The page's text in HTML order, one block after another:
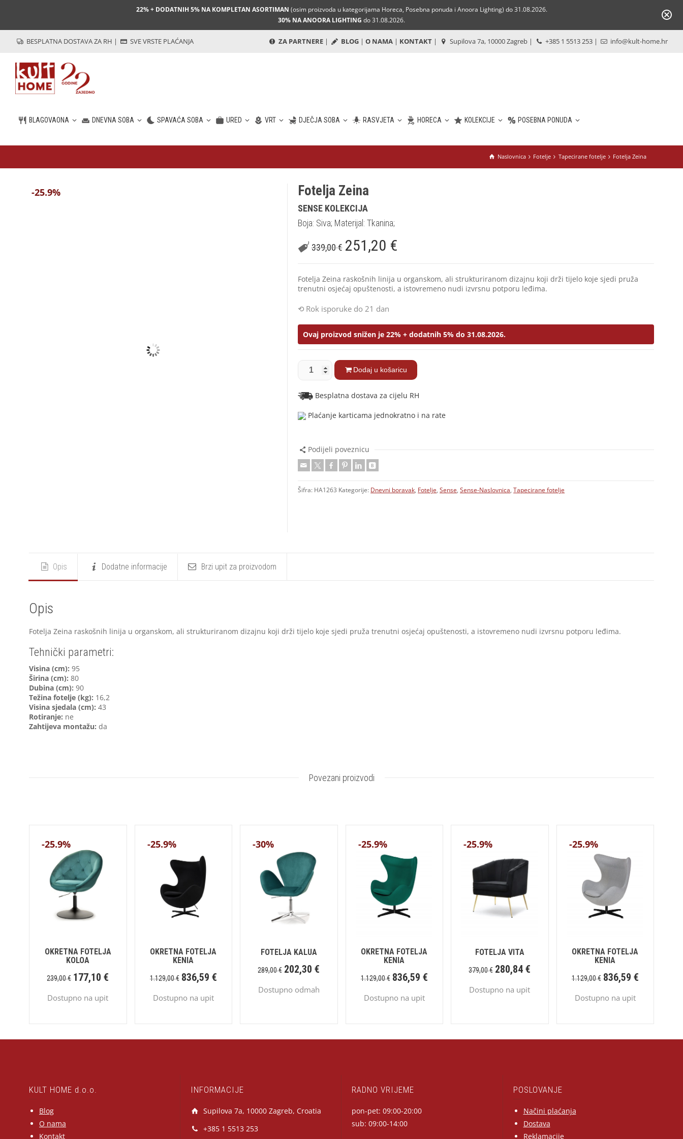
22% + DODATNIH 5% NA KOMPLETAN ASORTIMAN (osim proizvoda u kategorijama Horeca, Posebna ponuda i Anoora Lighting) do 31.08.2026.
30% NA ANOORA LIGHTING do 31.08.2026.
BESPLATNA DOSTAVA ZA RH | SVE VRSTE PLAĆANJA ZA PARTNERE | BLOG | O NAMA | KONTAKT | Supilova 7a, 10000 Zagreb | +385 1 5513 253 | info@kult-home.hr
BLAGOVAONA DNEVNA SOBA SPAVAĆA SOBA URED VRT DJEČJA SOBA RASVJETA HORECA KOLEKCIJE POSEBNA PONUDA
HR
Naslovnica Fotelje Tapecirane fotelje Fotelja Zeina
-25.9% Fotelja Zeina
SENSE KOLEKCIJA
Boja: Siva; Materijal: Tkanina;
339,00€ 251,20 €
Fotelja Zeina raskošnih linija u organskom, ali strukturiranom dizajnu koji drži tijelo koje sjedi pruža
trenutni osjećaj opuštenosti, a istovremeno nudi izvrsnu potporu leđima.
Rok isporuke do 21 dan
Ovaj proizvod snižen je 22% + dodatnih 5% do 31.08.2026.
Dodaj u košaricu
Besplatna dostava za cijelu RH
Plaćanje karticama jednokratno i na rate
Podijeli poveznicu
Šifra: HA1263 Kategorije: Dnevni boravak, Fotelje,Sense,Sense-Naslovnica,Tapecirane fotelje
Opis Dodatne informacije Brzi upit za proizvodom
Opis
Fotelja Zeina raskošnih linija u organskom, ali strukturiranom dizajnu koji drži tijelo koje sjedi pruža trenutni osjećaj opuštenosti, a istovremeno nudi izvrsnu potporu leđima.
Tehnički parametri:
Visina (cm): 95
Širina (cm): 80
Dubina (cm): 90
Težina fotelje (kg): 16,2
Visina sjedala (cm): 43
Rotiranje: ne
Zahtijeva montažu: da
Povezani proizvodi
-25.9%
OKRETNA FOTELJA
KOLOA
239,00€ 177,10€
Dostupno na upit
-25.9%
OKRETNA FOTELJA
KENIA
1.129,00€ 836,59 €
Dostupno na upit
-30%
FOTELJA KALUA
289,00€ 202,30€
Dostupno odmah
-25.9%
OKRETNA FOTELJA
KENIA
1.129,00€ 836,59 €
Dostupno na upit
-25.9%
FOTELJA VITA
379,00€ 280,84€
Dostupno na upit
-25.9%
OKRETNA FOTELJA
KENIA
1.129,00€ 836,59 €
Dostupno na upit
KULT HOME d.o.o.
Blog
O nama
Kontakt
INFORMACIJE
Supilova 7a, 10000 Zagreb, Croatia
+385 1 5513 253
RADNO VRIJEME
pon-pet: 09:00-20:00
sub: 09:00-14:00
POSLOVANJE
Načini plaćanja
Dostava
Reklamacije